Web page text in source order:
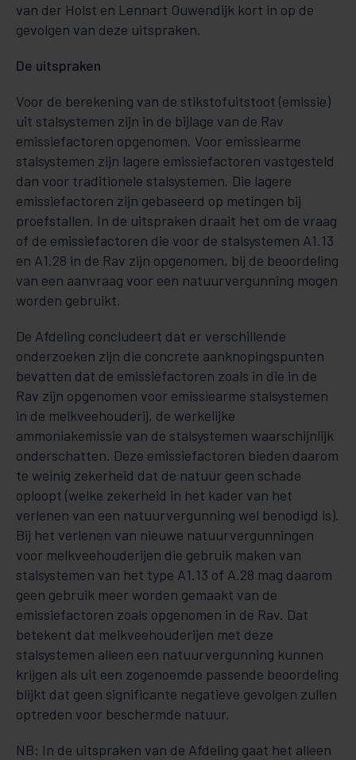
van der Holst en Lennart Ouwendijk kort in op de
gevolgen van deze uitspraken.
De uitspraken
Voor de berekening van de stikstofuitstoot (emissie)
uit stalsystemen zijn in de bijlage van de Rav
emissiefactoren opgenomen. Voor emissiearme
stalsystemen zijn lagere emissiefactoren vastgesteld
dan voor traditionele stalsystemen. Die lagere
emissiefactoren zijn gebaseerd op metingen bij
proefstallen. In de uitspraken draait het om de vraag
of de emissiefactoren die voor de stalsystemen A1.13
en A1.28 in de Rav zijn opgenomen, bij de beoordeling
van een aanvraag voor een natuurvergunning mogen
worden gebruikt.
De Afdeling concludeert dat er verschillende
onderzoeken zijn die concrete aanknopingspunten
bevatten dat de emissiefactoren zoals in die in de
Rav zijn opgenomen voor emissiearme stalsystemen
in de melkveehouderij, de werkelijke
ammoniakemissie van de stalsystemen waarschijnlijk
onderschatten. Deze emissiefactoren bieden daarom
te weinig zekerheid dat de natuur geen schade
oploopt (welke zekerheid in het kader van het
verlenen van een natuurvergunning wel benodigd is).
Bij het verlenen van nieuwe natuurvergunningen
voor melkveehouderijen die gebruik maken van
stalsystemen van het type A1.13 of A.28 mag daarom
geen gebruik meer worden gemaakt van de
emissiefactoren zoals opgenomen in de Rav. Dat
betekent dat melkveehouderijen met deze
stalsystemen alleen een natuurvergunning kunnen
krijgen als uit een zogenoemde passende beoordeling
blijkt dat geen significante negatieve gevolgen zullen
optreden voor beschermde natuur.
NB: In de uitspraken van de Afdeling gaat het alleen